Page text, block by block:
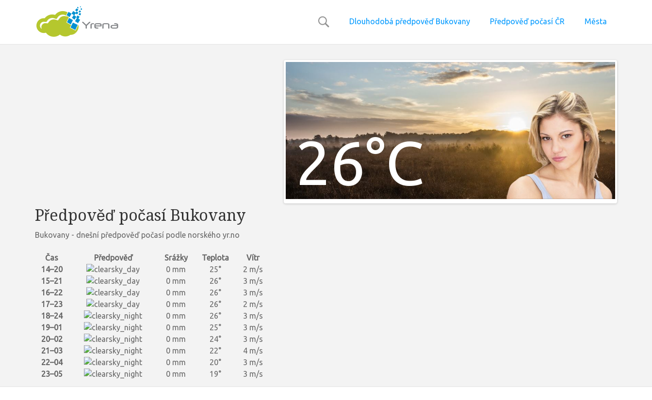
Dlouhodobá předpověď Bukovany Předpověď počasí ČR Města
Předpověď počasí Bukovany
Bukovany - dnešní předpověď počasí podle norského yr.no
Čas Předpověď Srážky Teplota
Vítr
14–20
0 mm 25°
2 m/s
15–21
0 mm 26°
3 m/s
16–22
0 mm 26°
3 m/s
17–23
0 mm 26°
2 m/s
18–24
0 mm 26°
3 m/s
19–01
0 mm 25°
3 m/s
20–02
0 mm 24°
3 m/s
21–03
0 mm 22°
4 m/s
22–04
0 mm 20°
3 m/s
23–05
0 mm 19° 3 m/s
26°C